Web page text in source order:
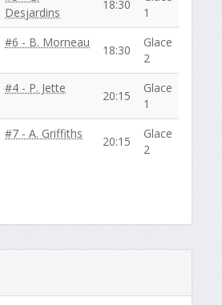
Desjardins
18:30
1
#6 - B. Morneau
18:30
Glace
2
#4 - P. Jette
20:15
Glace
1
#7 - A. Griffiths
20:15
Glace
2